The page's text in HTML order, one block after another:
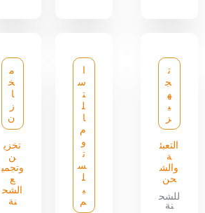
ت
ج
ه
ي
ز
التعبئ
ة
والش
حن
للشح
نة
س
ت
ل
ا
م
و
ت
س
ل
ي
م
م
خ
ا
ز
ن
تخزي
ن
وتجمي
ع
الشح
نة